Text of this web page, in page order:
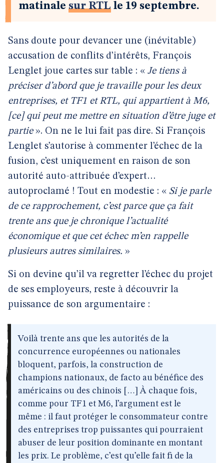
matinale sur RTL le 19 septembre.
Sans doute pour devancer une (inévitable)
accusation de conflits d’intérêts, François
Lenglet joue cartes sur table : « Je tiens à
préciser d’abord que je travaille pour les deux
entreprises, et TF1 et RTL, qui appartient à M6,
[ce] qui peut me mettre en situation d’être juge et
partie». On ne le lui fait pas dire. Si François
Lenglet s’autorise à commenter l’échec de la
fusion, c’est uniquement en raison de son
autorité auto-attribuée d’expert…
autoproclamé ! Tout en modestie : « Si je parle
de ce rapprochement, c’est parce que ça fait
trente ans que je chronique l’actualité
économique et que cet échec m’en rappelle
plusieurs autres similaires. »
Si on devine qu’il va regretter l’échec du projet
de ses employeurs, reste à découvrir la
puissance de son argumentaire :
Voilà trente ans que les autorités de la
concurrence européennes ou nationales
bloquent, parfois, la construction de
champions nationaux, de facto au bénéfice des
américains ou des chinois […] À chaque fois,
comme pour TF1 et M6, l’argument est le
même : il faut protéger le consommateur contre
des entreprises trop puissantes qui pourraient
abuser de leur position dominante en montant
les prix. Le problème, c’est qu’elle fait fi de la